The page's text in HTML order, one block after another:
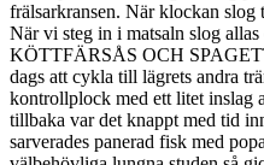
frälsarkransen. När klockan slog
När vi steg in i matsaln slog
KÖTTFÄRSÅS OCH
dags att cykla till lägrets andra
kontrollplock med ett litet inslag
tillbaka var det knappt med tid
sarverades panerad fisk med